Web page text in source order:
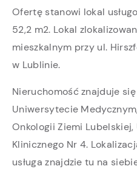
Ofertę stanowi lokal
52,2 m2. Lokal
mieszkalnym przy ul.
w Lublinie.
Nieruchomość znajduje
Uniwersytecie
Onkologii Ziemi
Klinicznego Nr 4.
usługa znajdzie tu na